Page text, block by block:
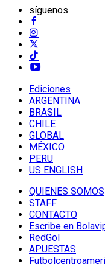
síguenos
Ediciones
ARGENTINA
BRASIL
CHILE
GLOBAL
MÉXICO
PERU
US ENGLISH
QUIENES SOMOS
STAFF
CONTACTO
Escribe en
RedGol
APUESTAS